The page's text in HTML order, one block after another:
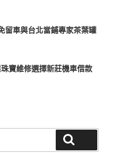
留車與台北當鋪專家茶葉罐
寶維修選擇新莊機車借款